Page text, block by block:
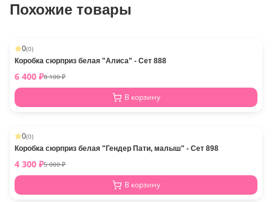
Похожие товары
-21%
0(0)
Коробка сюрприз белая "Алиса" - Сет 888
6 400 ₽8 100₽
В корзину
-14%
0(0)
Коробка сюрприз белая "Гендер Пати, малыш" - Сет 898
4 300 ₽5 000₽
В корзину